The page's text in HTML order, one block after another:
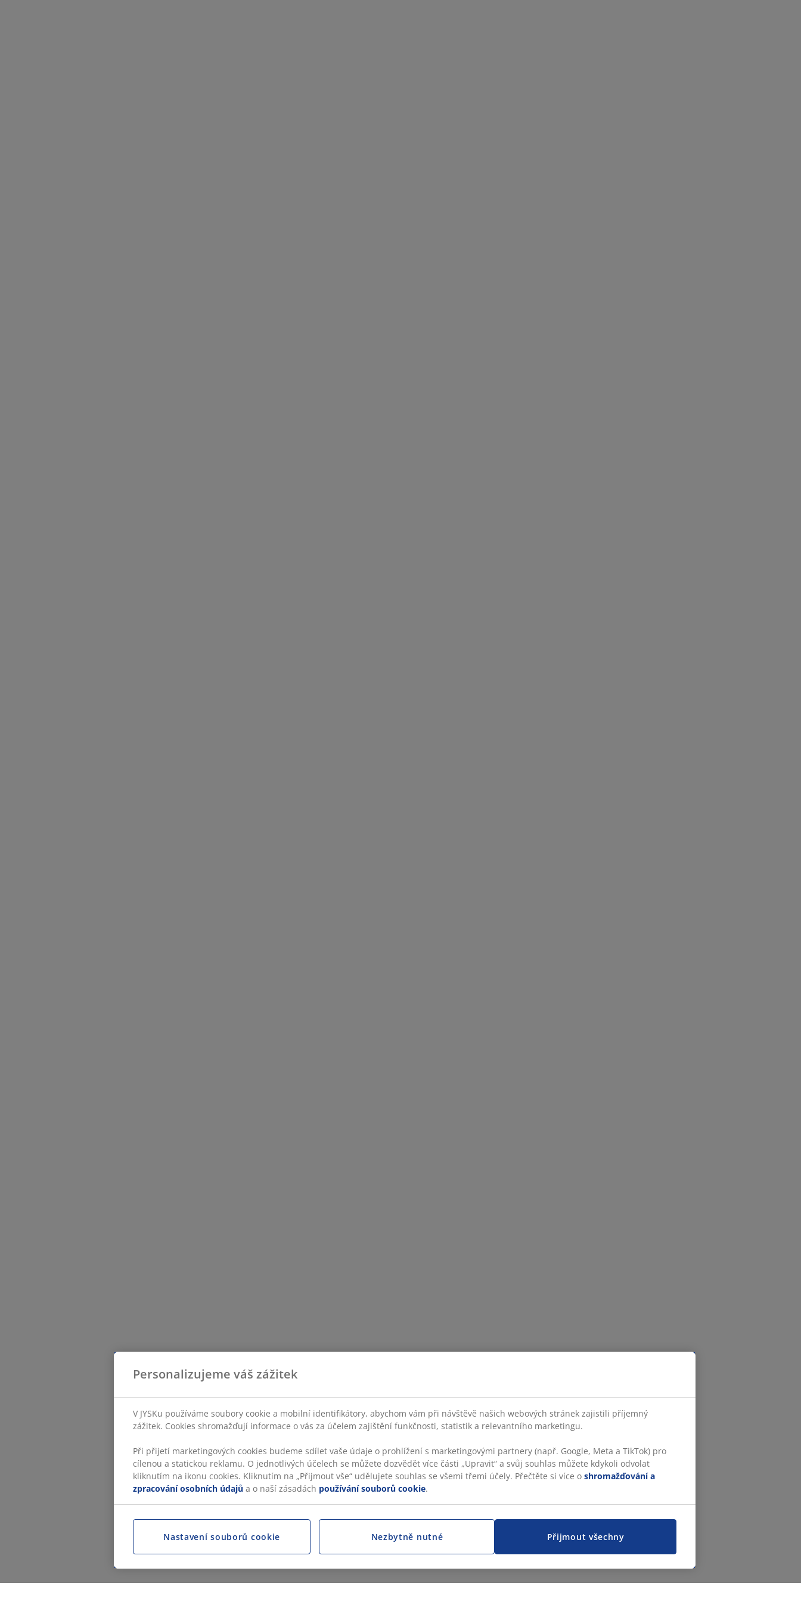
Personalizujeme váš zážitek
V JYSKu používáme soubory cookie a mobilní identifikátory, abychom vám při návštěvě našich webových stránek zajistili příjemný
zážitek. Cookies shromažďují informace o vás za účelem zajištění funkčnosti, statistik a relevantního marketingu.
Při přijetí marketingových cookies budeme sdílet vaše údaje o prohlížení s marketingovými partnery (např. Google, Meta a TikTok) pro
cílenou a statickou reklamu. O jednotlivých účelech se můžete dozvědět více části „Upravit“ a svůj souhlas můžete kdykoli odvolat
kliknutím na ikonu cookies. Kliknutím na „Přijmout vše“ udělujete souhlas se všemi třemi účely. Přečtěte si více o shromažďování a
zpracování osobních údajů a o naší zásadách používání souborů cookie.
Přijmout všechny
Nastavení souborů cookie Nezbytně nutné